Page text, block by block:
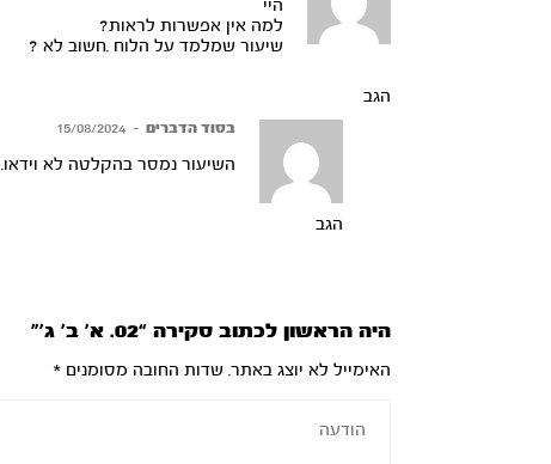
היי
למה אין אפשרות לראות?
שיעור שמלמד על הלוח .חשוב לא ?
הגב
בסוד הדברים –
15/08/2024
השיעור נמסר בהקלטה לא וידאו.
הגב
היה הראשון לכתוב סקירה “02. א’ ב’ ג’”
האימייל לא יוצג באתר. שדות החובה מסומנים*